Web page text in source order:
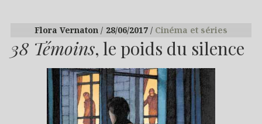
Flora Vernaton 28/06/2017 Cinéma et séries
38 Témoins, le poids du silence